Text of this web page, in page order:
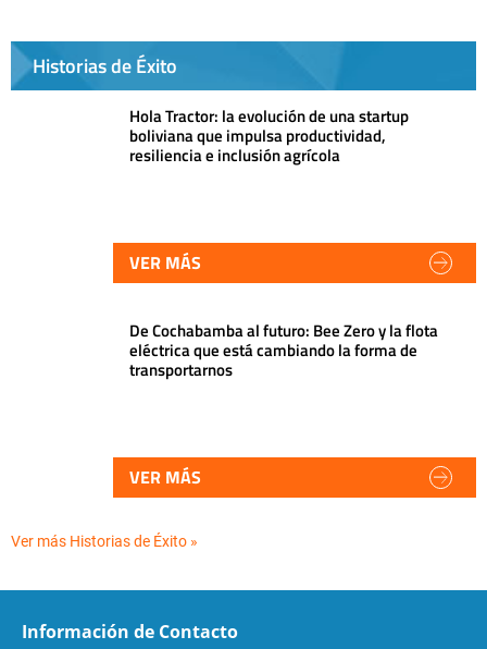
Historias de Éxito
Hola Tractor: la evolución de una startup
boliviana que impulsa productividad,
resiliencia e inclusión agrícola
VER MÁS
De Cochabamba al futuro: Bee Zero y la flota
eléctrica que está cambiando la forma de
transportarnos
VER MÁS
Ver más Historias de Éxito »
Información de Contacto